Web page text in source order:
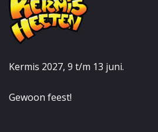
Kermis 2027, 9 t/m 13 juni.
Gewoon feest!